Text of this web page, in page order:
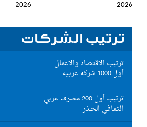
2026
2026
ترتيب الشركات
ترتيب الاقتصاد والاعمال
أول 1000 شركة عربية
ترتيب أول 200 مصرف عربي
التعـافي الحـذر